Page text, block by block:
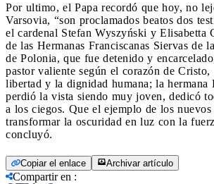
Por ultimo, el Papa recordó que hoy, no
Varsovia, “son proclamados beatos dos
el cardenal Stefan Wyszyński y Elisabetta
de las Hermanas Franciscanas Siervas de
de Polonia, que fue detenido y
pastor valiente según el corazón de Cristo,
libertad y la dignidad humana; la hermana
perdió la vista siendo muy joven, dedicó
a los ciegos. Que el ejemplo de los nuevos
transformar la oscuridad en luz con la
concluyó.
Copiar el enlace Archivar artículo
Compartir en :